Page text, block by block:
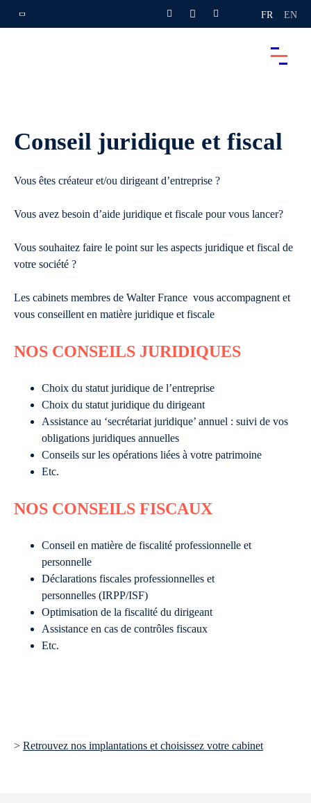
FR EN
Conseil juridique et fiscal
Vous êtes créateur et/ou dirigeant d’entreprise ?
Vous avez besoin d’aide juridique et fiscale pour vous lancer?
Vous souhaitez faire le point sur les aspects juridique et fiscal de
votre société ?
Les cabinets membres de Walter France vous accompagnent et
vous conseillent en matière juridique et fiscale
NOS CONSEILS JURIDIQUES
Choix du statut juridique de l’entreprise
Choix du statut juridique du dirigeant
Assistance au ‘secrétariat juridique’ annuel : suivi de vos
obligations juridiques annuelles
Conseils sur les opérations liées à votre patrimoine
Etc.
NOS CONSEILS FISCAUX
Conseil en matière de fiscalité professionnelle et
personnelle
Déclarations fiscales professionnelles et
personnelles (IRPP/ISF)
Optimisation de la fiscalité du dirigeant
Assistance en cas de contrôles fiscaux
Etc.
> Retrouvez nos implantations et choisissez votre cabinet